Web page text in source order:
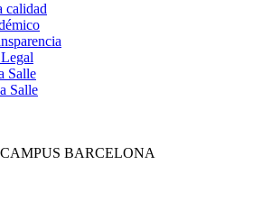
calidad
Salle
Salle
BARCELONA